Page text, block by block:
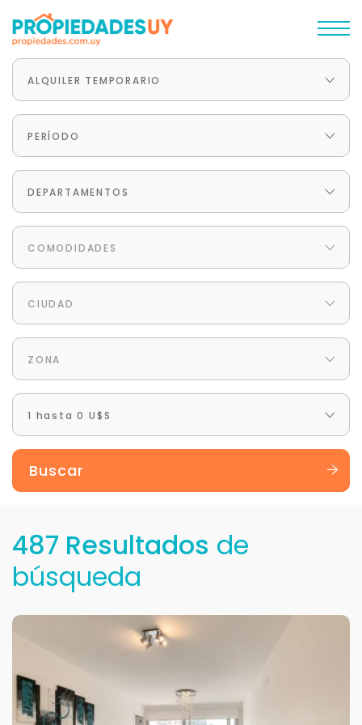
ALQUILER TEMPORARIO
PERÍODO
DEPARTAMENTOS
COMODIDADES
CIUDAD
ZONA
1 hasta 0 U$S
Buscar
487 Resultados de
búsqueda